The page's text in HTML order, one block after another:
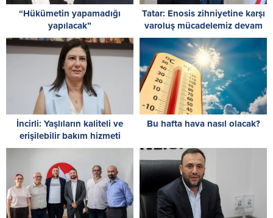
“Hükümetin yapamadığı
yapılacak”
Tatar: Enosis zihniyetine karşı
varoluş mücadelemiz devam
ediyor
İncirli: Yaşlıların kaliteli ve
erişilebilir bakım hizmeti
alması en temel önceliğimiz
Bu hafta hava nasıl olacak?